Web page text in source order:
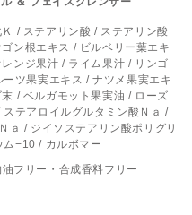
/ ステアリン酸 / ステアリン酸
ン根エキス / ビルベリー葉エキ
ンジ果汁 / ライム果汁 / リンゴ
ツ果実エキス / ナツメ果実エキ
/ ベルガモット果実油 / ローズ
テアロイルグルタミン酸Ｎａ /
ａ / ジイソステアリン酸ポリグリ
−10 / カルボマー
フリー・合成香料フリー